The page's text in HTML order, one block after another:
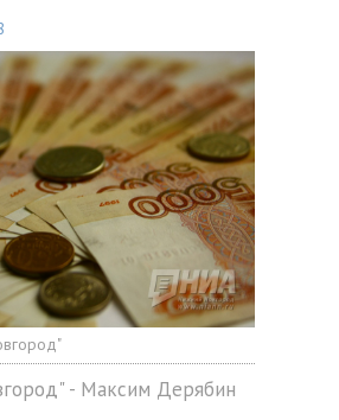
- Максим Дерябин